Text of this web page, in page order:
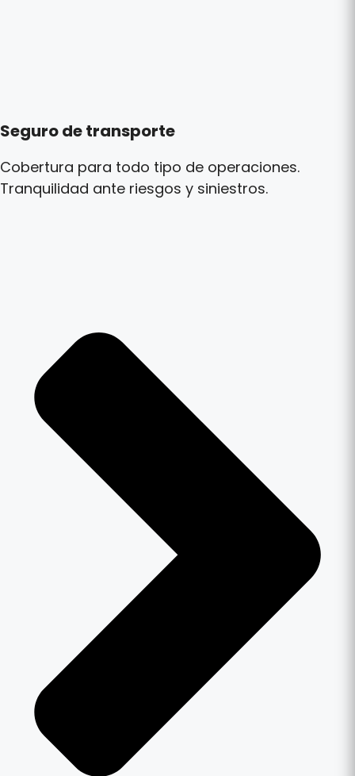
Seguro de transporte
Cobertura para todo tipo de operaciones.
Tranquilidad ante riesgos y siniestros.